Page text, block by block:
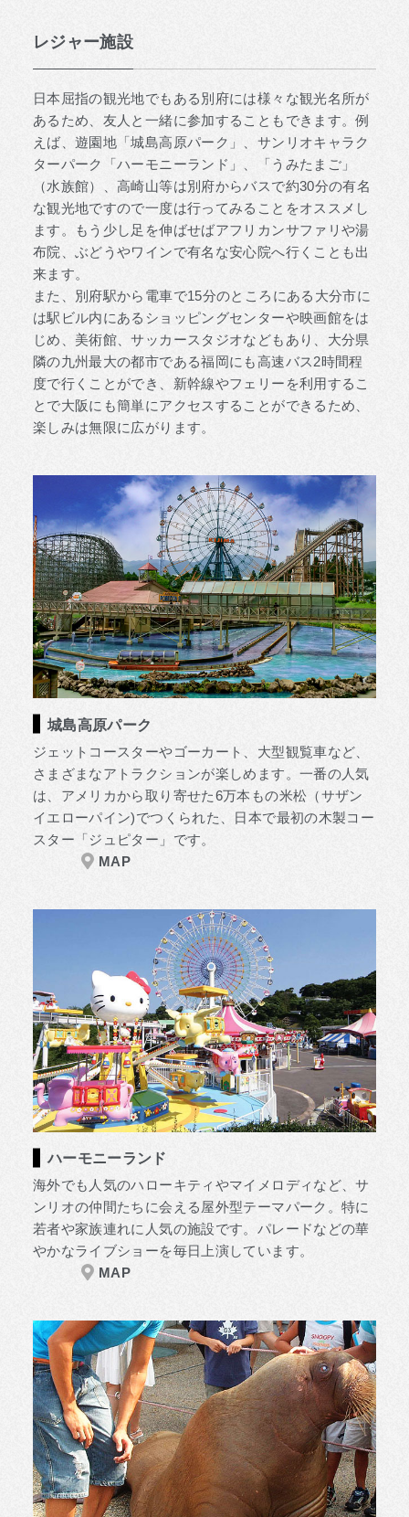
レジャー施設
日本屈指の観光地でもある別府には様々な観光名所が
あるため、友人と一緒に参加することもできます。例
えば、遊園地「城島高原パーク」、サンリオキャラク
ターパーク「ハーモニーランド」、「うみたまご」
（水族館）、高崎山等は別府からバスで約30分の有名
な観光地ですので一度は行ってみることをオススメし
ます。もう少し足を伸ばせばアフリカンサファリや湯
布院、ぶどうやワインで有名な安心院へ行くことも出
来ます。
また、別府駅から電車で15分のところにある大分市に
は駅ビル内にあるショッピングセンターや映画館をは
じめ、美術館、サッカースタジオなどもあり、大分県
隣の九州最大の都市である福岡にも高速バス2時間程
度で行くことができ、新幹線やフェリーを利用するこ
とで大阪にも簡単にアクセスすることができるため、
楽しみは無限に広がります。
城島高原パーク
ジェットコースターやゴーカート、大型観覧車など、
さまざまなアトラクションが楽しめます。一番の人気
は、アメリカから取り寄せた6万本もの米松（サザン
イエローパイン)でつくられた、日本で最初の木製コー
スター「ジュピター」です。
MAP
ハーモニーランド
海外でも人気のハローキティやマイメロディなど、サ
ンリオの仲間たちに会える屋外型テーマパーク。特に
若者や家族連れに人気の施設です。パレードなどの華
やかなライブショーを毎日上演しています。
MAP